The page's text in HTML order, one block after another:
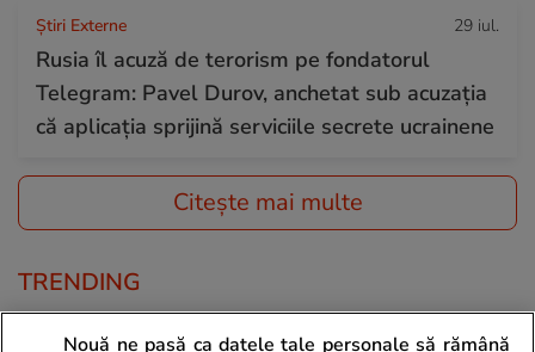
Știri Externe 29 iul.
Rusia îl acuză de terorism pe fondatorul
Telegram: Pavel Durov, anchetat sub acuzația
că aplicația sprijină serviciile secrete ucrainene
Citește mai multe
TRENDING
Politică 29 iul.
Nouă ne pasă ca datele tale personale să rămână